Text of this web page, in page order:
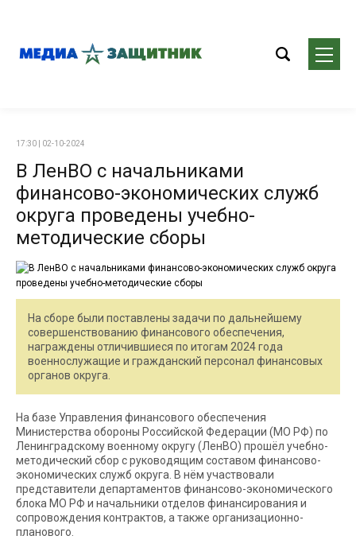
17:30 | 02-10-2024
В ЛенВО с начальниками
финансово-экономических служб
округа проведены учебно-
методические сборы
На сборе были поставлены задачи по дальнейшему
совершенствованию финансового обеспечения,
награждены отличившиеся по итогам 2024 года
военнослужащие и гражданский персонал финансовых
органов округа.
На базе Управления финансового обеспечения
Министерства обороны Российской Федерации (МО РФ) по
Ленинградскому военному округу (ЛенВО) прошёл учебно-
методический сбор с руководящим составом финансово-
экономических служб округа. В нём участвовали
представители департаментов финансово-экономического
блока МО РФ и начальники отделов финансирования и
сопровождения контрактов, а также организационно-
планового.